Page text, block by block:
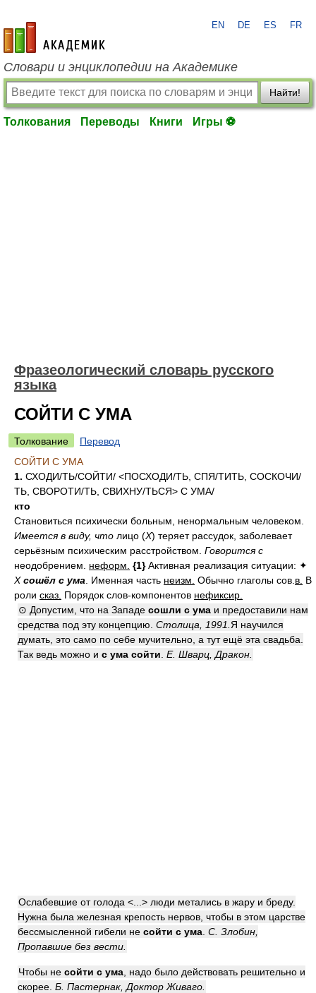
academic.ru
EN DE ES FR
Словари и энциклопедии на Академике
Найти!
Толкования Переводы Книги Игры ⚽
Фразеологический словарь русского
языка
СОЙТИ С УМА
Толкование
Перевод
СОЙТИ С УМА
1. СХОДИ/ТЬ/СОЙТИ/ <ПОСХОДИ/ТЬ, СПЯ/ТИТЬ, СОСКОЧИ/
ТЬ, СВОРОТИ/ТЬ, СВИХНУ/ТЬСЯ> С УМА/
кто
Становиться психически больным, ненормальным человеком.
Имеется в виду, что лицо (Х) теряет рассудок, заболевает
серьёзным психическим расстройством. Говорится с
неодобрением. неформ. {1}Активная реализация ситуации: ✦
Х сошёл с ума Именная часть неизм. Обычно глаголы сов. в. В
роли сказ. Порядок слов-компонентов нефиксир.
⊙ Допустим, что на Западе сошли с ума и предоставили нам
средства под эту концепцию. Столица, 1991. Я научился
думать, это само по себе мучительно, а тут ещё эта свадьба.
Так ведь можно и с ума сойти Е. Шварц, Дракон.
Ослабевшие от голода <...> люди метались в жару и бреду.
Нужна была железная крепость нервов, чтобы в этом царстве
бессмысленной гибели не сойти с ума С. Злобин,
Пропавшие без вести.
Чтобы не сойти с ума , надо было действовать решительно и
скорее. Б. Пастернак, Доктор Живаго.